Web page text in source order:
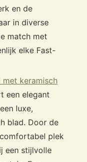
en de
in diverse
match met
elke Fast-
met keramisch
een elegant
luxe,
blad. Door de
plek
een stijlvolle